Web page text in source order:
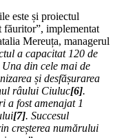
este și proiectul
făuritor”, implementat
Mereuța, managerul
a capacitat 120 de
din cele mai de
și desfășurarea
râului Ciuluc[6].
a fost amenajat 1
[7]. Succesul
creșterea numărului